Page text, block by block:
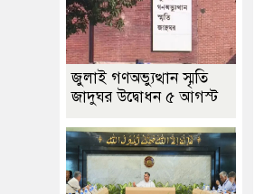
জুলাই গণঅভ্যুত্থান স্মৃতি
জাদুঘর উদ্বোধন ৫ আগস্ট